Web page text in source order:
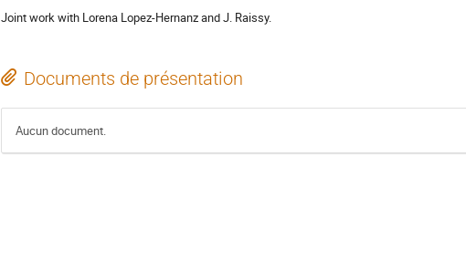
Joint work with Lorena Lopez-Hernanz and J. Raissy.
Documents de présentation
Aucun document.